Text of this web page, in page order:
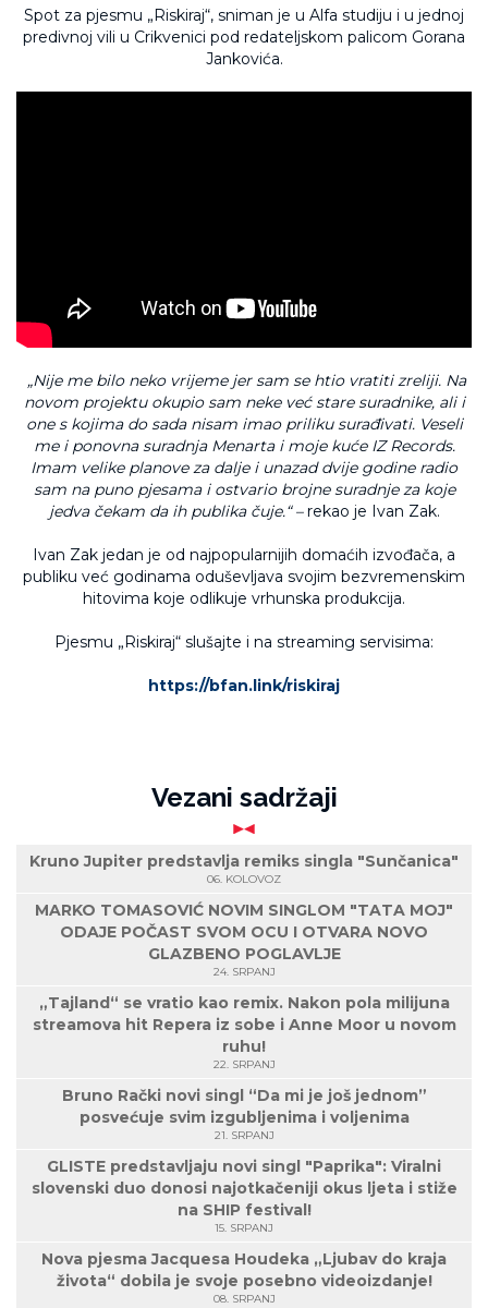
Spot za pjesmu „Riskiraj“, sniman je u Alfa studiju i u jednoj
predivnoj vili u Crikvenici pod redateljskom palicom Gorana
Jankovića.
„Nije me bilo neko vrijeme jer sam se htio vratiti zreliji. Na
novom projektu okupio sam neke već stare suradnike, ali i
one s kojima do sada nisam imao priliku surađivati. Veseli
me i ponovna suradnja Menarta i moje kuće IZ Records.
Imam velike planove za dalje i unazad dvije godine radio
sam na puno pjesama i ostvario brojne suradnje za koje
jedva čekam da ih publika čuje.“ –rekao je Ivan Zak.
Ivan Zak jedan je od najpopularnijih domaćih izvođača, a
publiku već godinama oduševljava svojim bezvremenskim
hitovima koje odlikuje vrhunska produkcija.
Pjesmu „Riskiraj“ slušajte i na streaming servisima:
https://bfan.link/riskiraj
Vezani sadržaji
Kruno Jupiter predstavlja remiks singla "Sunčanica"
06. KOLOVOZ
MARKO TOMASOVIĆ NOVIM SINGLOM "TATA MOJ"
ODAJE POČAST SVOM OCU I OTVARA NOVO
GLAZBENO POGLAVLJE
24. SRPANJ
„Tajland“ se vratio kao remix. Nakon pola milijuna
streamova hit Repera iz sobe i Anne Moor u novom
ruhu!
22. SRPANJ
Bruno Rački novi singl “Da mi je još jednom”
posvećuje svim izgubljenima i voljenima
21. SRPANJ
GLISTE predstavljaju novi singl "Paprika": Viralni
slovenski duo donosi najotkačeniji okus ljeta i stiže
na SHIP festival!
15. SRPANJ
Nova pjesma Jacquesa Houdeka „Ljubav do kraja
života“ dobila je svoje posebno videoizdanje!
08. SRPANJ